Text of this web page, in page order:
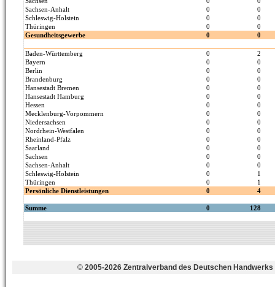
© 2005-2026 Zentralverband des Deutschen Handwerks